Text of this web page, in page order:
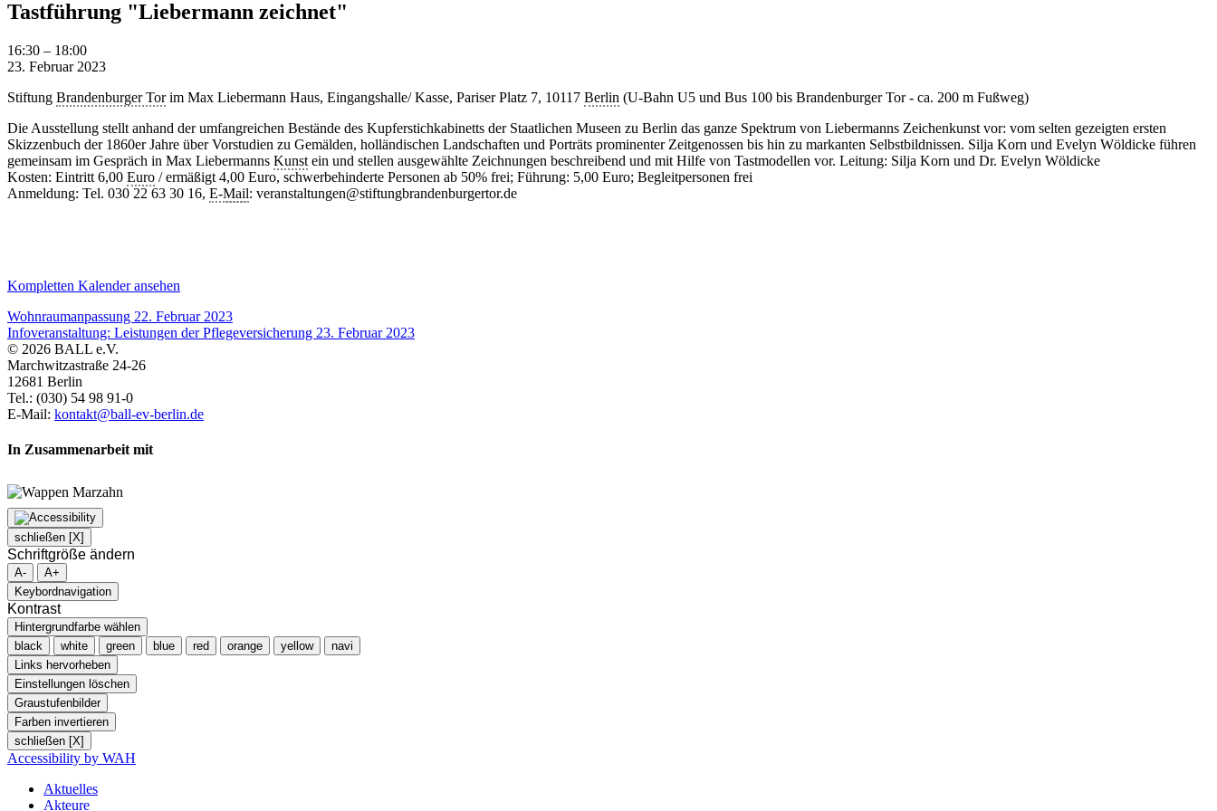
Tastführung "Liebermann zeichnet"
Tastführung
"Liebermann
16:30 – 18:00
23. Februar 2023
Stiftung Brandenburger Torim Max Liebermann Haus, Eingangshalle/ Kasse, Pariser Platz 7, 10117 Berlin (U-Bahn U5 und Bus 100 bis Brandenburger Tor - ca. 200 m Fußweg)
Die Ausstellung stellt anhand der umfangreichen Bestände des Kupferstichkabinetts der Staatlichen Museen zu Berlin das ganze Spektrum von Liebermanns Zeichenkunst vor: vom selten gezeigten ersten
Skizzenbuch der 1860er Jahre über Vorstudien zu Gemälden, holländischen Landschaften und Porträts prominenter Zeitgenossen bis hin zu markanten Selbstbildnissen. Silja Korn und Evelyn Wöldicke führen
gemeinsam im Gespräch in Max Liebermanns Kunst ein und stellen ausgewählte Zeichnungen beschreibend und mit Hilfe von Tastmodellen vor. Leitung: Silja Korn und Dr. Evelyn Wöldicke
Kosten: Eintritt 6,00 Euro / ermäßigt 4,00 Euro, schwerbehinderte Personen ab 50% frei; Führung: 5,00 Euro; Begleitpersonen frei
Anmeldung: Tel. 030 22 63 30 16, E-Mail: veranstaltungen@stiftungbrandenburgertor.de
Kompletten Kalender ansehen
Wohnraumanpassung 22. Februar 2023
Infoveranstaltung: Leistungen der Pflegeversicherung 23. Februar 2023
© 2026 BALL e.V.
Marchwitzastraße 24-26
12681 Berlin
Tel.: (030) 54 98 91-0
E-Mail: kontakt@ball-ev-berlin.de
In Zusammenarbeit mit
schließen [X]
Schriftgröße ändern
A-
A+
Keybordnavigation
Kontrast
Hintergrundfarbe wählen
black
white green blue red orange yellow
navi
Links hervorheben
Einstellungen löschen
Graustufenbilder
Farben invertieren
schließen [X]
Accessibility by WAH
Aktuelles
Akteure